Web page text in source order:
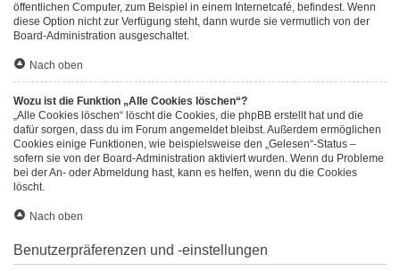
öffentlichen Computer, zum Beispiel in einem Internetcafé, befindest. Wenn
diese Option nicht zur Verfügung steht, dann wurde sie vermutlich von der
Board-Administration ausgeschaltet.
Nach oben
Wozu ist die Funktion „Alle Cookies löschen“?
„Alle Cookies löschen“ löscht die Cookies, die phpBB erstellt hat und die
dafür sorgen, dass du im Forum angemeldet bleibst. Außerdem ermöglichen
Cookies einige Funktionen, wie beispielsweise den „Gelesen“-Status –
sofern sie von der Board-Administration aktiviert wurden. Wenn du Probleme
bei der An- oder Abmeldung hast, kann es helfen, wenn du die Cookies
löscht.
Nach oben
Benutzerpräferenzen und -einstellungen